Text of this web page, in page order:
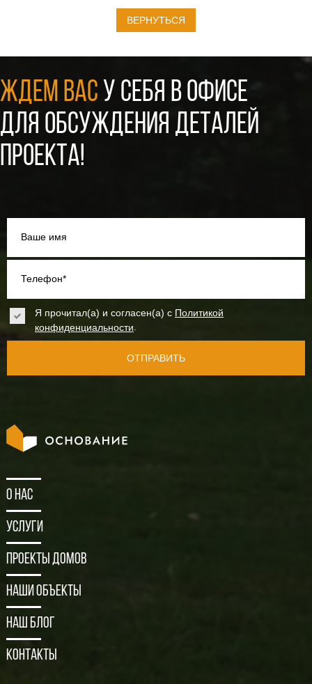
ВЕРНУТЬСЯ
ЖДЕМ ВАС У СЕБЯ В ОФИСЕ
ДЛЯ ОБСУЖДЕНИЯ ДЕТАЛЕЙ
ПРОЕКТА!
Ваше имя
Телефон*
Я прочитал(а) и согласен(а) с Политикой
конфиденциальности
ОТПРАВИТЬ
О нас
Услуги
Проекты домов
Наши объекты
Наш блог
Контакты